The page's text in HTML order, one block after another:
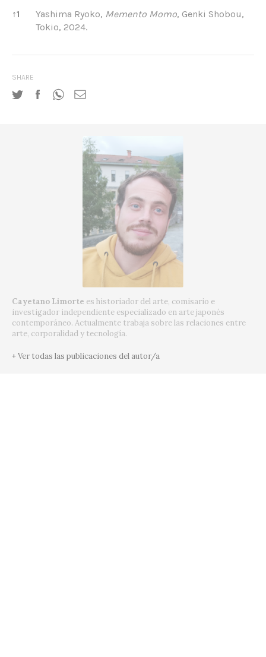
↑1 Yashima Ryoko, Memento Momo, Genki Shobou,
Tokio, 2024.
SHARE
Cayetano Limorte es historiador del arte, comisario e
investigador independiente especializado en arte japonés
contemporáneo. Actualmente trabaja sobre las relaciones entre
arte, corporalidad y tecnología.
+ Ver todas las publicaciones del autor/a